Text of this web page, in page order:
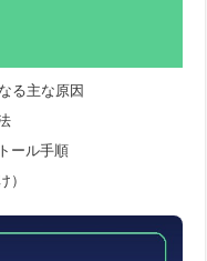
る主な原因
ール手順
）